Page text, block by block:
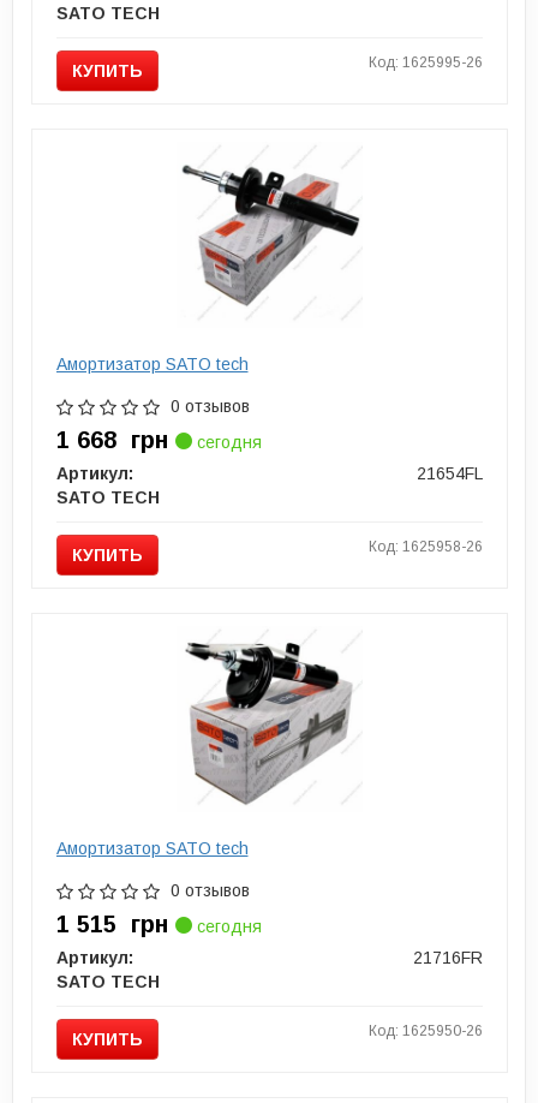
SATO TECH
КУПИТЬ Код: 1625995-26
Амортизатор SATO tech
0 отзывов
1 668 грн
сегодня
Артикул:
21654FL
SATO TECH
КУПИТЬ Код: 1625958-26
Амортизатор SATO tech
0 отзывов
1 515 грн
сегодня
Артикул:
21716FR
SATO TECH
КУПИТЬ Код: 1625950-26